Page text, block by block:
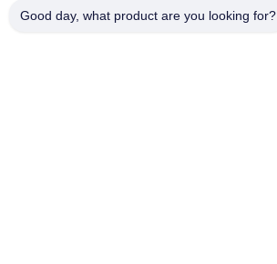
Good day, what product are you looking for?